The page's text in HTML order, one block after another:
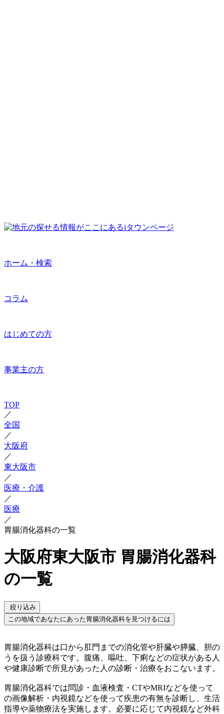
ホーム・検索
コラム
はじめての方
事業主の方
TOP
／
全国
／
大阪府
／
東大阪市
／
医療・介護
／
医療
／
胃腸消化器科の一覧
大阪府東大阪市 胃腸消化器科
の一覧
絞り込み
この地域であなたにあった胃腸消化器科を見つけるには
胃腸消化器科は口から肛門までの消化管や肝臓や膵臓、胆の
うを扱う診療科です。腹痛、嘔吐、下痢などの症状がある人
や健康診断で所見があった人の診断・治療をおこないます。
胃腸消化器科では問診・血液検査・CTやMRIなどを使って
の画像解析・内視鏡などを使って疾患の有無を診断し、生活
指導や薬物療法を実施します。必要に応じて内視鏡など外科